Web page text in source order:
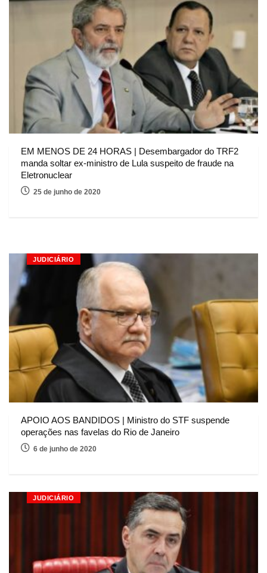
EM MENOS DE 24 HORAS | Desembargador do TRF2
manda soltar ex-ministro de Lula suspeito de fraude na
Eletronuclear
25 de junho de 2020
JUDICIÁRIO
APOIO AOS BANDIDOS | Ministro do STF suspende
operações nas favelas do Rio de Janeiro
6 de junho de 2020
JUDICIÁRIO